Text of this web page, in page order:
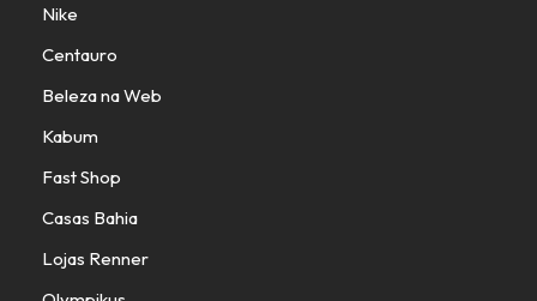
Nike
Centauro
Beleza na Web
Kabum
Fast Shop
Casas Bahia
Lojas Renner